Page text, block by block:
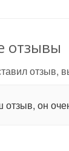
отзывы
отзыв,
отзыв, он